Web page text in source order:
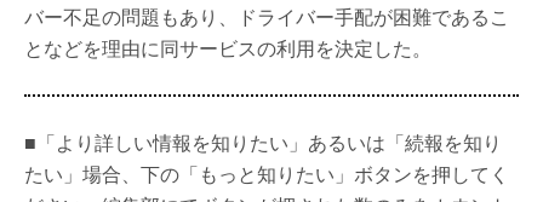
バー不足の問題もあり、ドライバー手配が困難であるこ
となどを理由に同サービスの利用を決定した。
■「より詳しい情報を知りたい」あるいは「続報を知り
たい」場合、下の「もっと知りたい」ボタンを押してく